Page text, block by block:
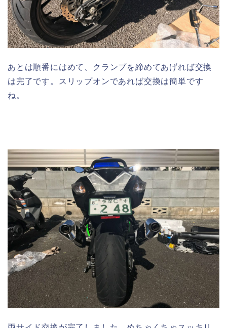
あとは順番にはめて、クランプを締めてあげれば交換
は完了です。スリップオンであれば交換は簡単です
ね。